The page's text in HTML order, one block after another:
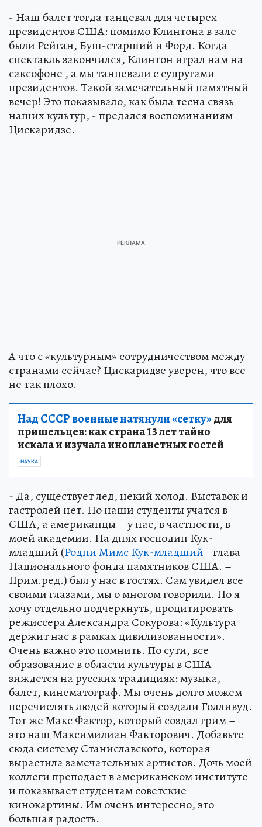
- Наш балет тогда танцевал для четырех
президентов США: помимо Клинтона в зале
были Рейган, Буш-старший и Форд. Когда
спектакль закончился, Клинтон играл нам на
саксофоне , а мы танцевали с супругами
президентов. Такой замечательный памятный
вечер! Это показывало, как была тесна связь
наших культур, - предался воспоминаниям
Цискаридзе.
А что с «культурным» сотрудничеством между
странами сейчас? Цискаридзе уверен, что все
не так плохо.
Над СССР военные натянули «сетку»для
пришельцев: как страна 13 лет тайно
искала и изучала инопланетных гостей
НАУКА
- Да, существует лед, некий холод. Выставок и
гастролей нет. Но наши студенты учатся в
США, а американцы – у нас, в частности, в
моей академии. На днях господин Кук-
младший (Родни Мимс Кук-младший– глава
Национального фонда памятников США. –
Прим.ред.) был у нас в гостях. Сам увидел все
своими глазами, мы о многом говорили. Но я
хочу отдельно подчеркнуть, процитировать
режиссера Александра Сокурова: «Культура
держит нас в рамках цивилизованности».
Очень важно это помнить. По сути, все
образование в области культуры в США
зиждется на русских традициях: музыка,
балет, кинематограф. Мы очень долго можем
перечислять людей который создали Голливуд.
Тот же Макс Фактор, который создал грим –
это наш Максимилиан Факторович. Добавьте
сюда систему Станиславского, которая
вырастила замечательных артистов. Дочь моей
коллеги преподает в американском институте
и показывает студентам советские
кинокартины. Им очень интересно, это
большая радость.